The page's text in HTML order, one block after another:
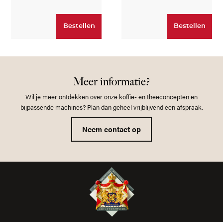
Bestellen Bestellen
Meer informatie?
Wil je meer ontdekken over onze koffie- en theeconcepten en
bijpassende machines? Plan dan geheel vrijblijvend een afspraak.
Neem contact op